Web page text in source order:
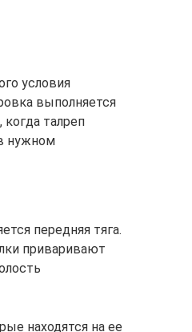
условия
выполняется
талреп
нужном
передняя тяга.
приваривают
находятся на ее